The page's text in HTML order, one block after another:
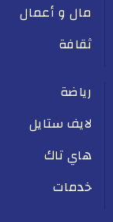
مال و أعمال
ثقافة
رياضة
لايف ستايل
هاي تاك
خدمات